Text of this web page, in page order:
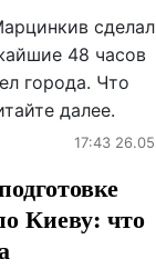
сделал
48 часов
города. Что
далее.
17:43 26.05
Киеву: что